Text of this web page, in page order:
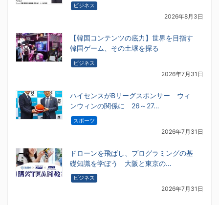
ビジネス
2026年8月3日
【韓国コンテンツの底力】世界を目指す
韓国ゲーム、その土壌を探る
ビジネス
2026年7月31日
ハイセンスがBリーグスポンサー ウィ
ンウィンの関係に 26～27…
スポーツ
2026年7月31日
ドローンを飛ばし、プログラミングの基
礎知識を学ぼう 大阪と東京の…
ビジネス
2026年7月31日